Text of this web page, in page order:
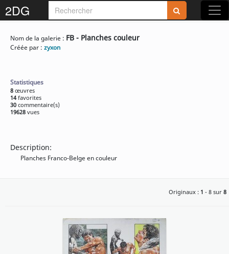
2DG
Nom de la galerie : FB - Planches couleur
Créée par : zyxon
Statistiques
8 œuvres
14favorites
30 commentaire(s)
19628 vues
Description:
Planches Franco-Belge en couleur
Originaux : 1 - 8 sur 8